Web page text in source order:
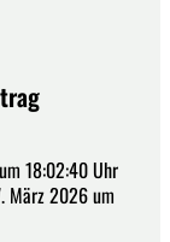
18:02:40 Uhr
März 2026 um